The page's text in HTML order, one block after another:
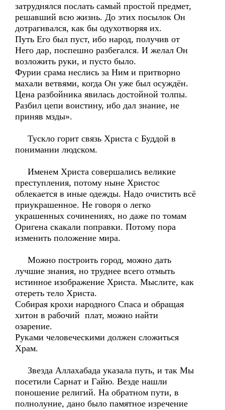
затруднялся послать самый простой предмет,
решавший всю жизнь. До этих посылок Он
дотрагивался, как бы одухотворяя их.
Путь Его был пуст, ибо народ, получив от
Него дар, поспешно разбегался. И желал Он
возложить руки, и пусто было.
Фурии срама неслись за Ним и притворно
махали ветвями, когда Он уже был осуждён.
Цена разбойника явилась достойной толпы.
Разбил цепи воистину, ибо дал знание, не
приняв мзды».
Тускло горит связь Христа с Буддой в
понимании людском.
Именем Христа совершались великие
преступления, потому ныне Христос
облекается в иные одежды. Надо очистить всё
приукрашенное. Не говоря о легко
украшенных сочинениях, но даже по томам
Оригена скакали поправки. Потому пора
изменить положение мира.
Можно построить город, можно дать
лучшие знания, но труднее всего отмыть
истинное изображение Христа. Мыслите, как
отереть тело Христа.
Собирая крохи народного Спаса и обращая
хитон в рабочий плат, можно найти
озарение.
Руками человеческими должен сложиться
Храм.
Звезда Аллахабада указала путь, и так Мы
посетили Сарнат и Гайю. Везде нашли
поношение религий. На обратном пути, в
полнолуние, дано было памятное изречение